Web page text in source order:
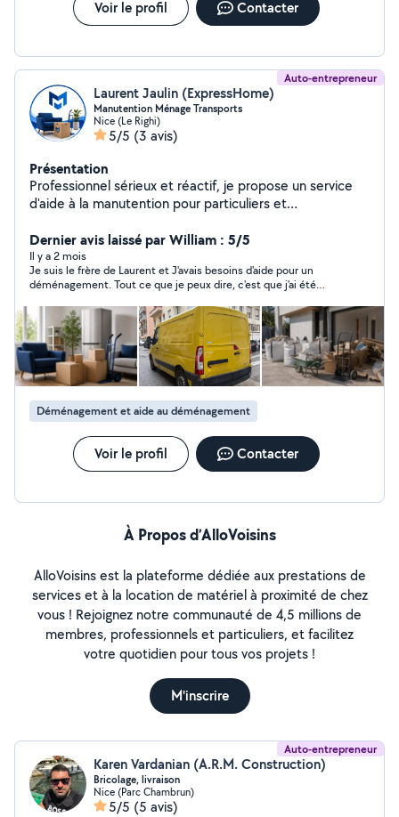
Voir le profil Contacter
Auto-entrepreneur
Laurent Jaulin (ExpressHome)
Manutention Ménage Transports
Nice (Le Righi)
5/5 (3 avis)
Présentation
Professionnel sérieux et réactif, je propose un service
d'aide à la manutention pour particuliers et
déchargement, le port de meubles, d'électroménager,
de cartons et d'objets encombrants, avec soin,
efficacité et ponctualité. Disponible pour vous aider lors
d'un déménagement, d'une livraison, d'un débarras ou
d'un simple besoin de main-d'œuvre, avec devis rapide
et intervention efficace.
Dernier avis laissé par William : 5/5
Il y a 2 mois
Je suis le frère de Laurent et J'avais besoins d'aide pour un
déménagement. Tout ce que je peux dire, c'est que j'ai été
laissais même pas le temps de dire ouf que plus de la moitié
des affaires étaient déjà charger, le tout avec une attention
pour le détail qui était tout simplement bluffant grâce a ça on
as fait que très peux d'aller retour, ce qui nous a fait
économiser du temps et des tracas, merci Laurent !
Déménagement et aide au déménagement
Voir le profil Contacter
À Propos d’AlloVoisins
AlloVoisins est la plateforme dédiée aux prestations de
services et à la location de matériel à proximité de chez
vous ! Rejoignez notre communauté de 4,5 millions de
membres, professionnels et particuliers, et facilitez
votre quotidien pour tous vos projets !
M'inscrire
Auto-entrepreneur
Karen Vardanian (A.R.M. Construction)
Bricolage, livraison
Nice (Parc Chambrun)
5/5 (5 avis)